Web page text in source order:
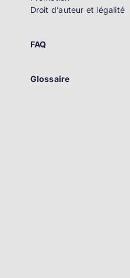
Droit d’auteur et légalité
FAQ
Glossaire